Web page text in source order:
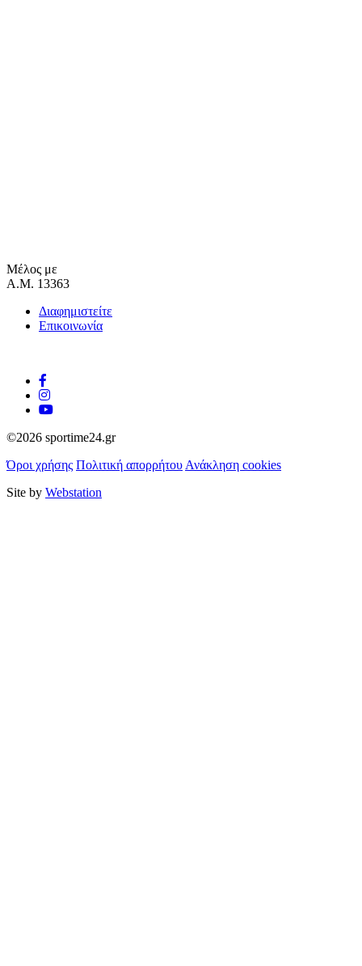
Μέλος με
Α.Μ. 13363
Διαφημιστείτε
Επικοινωνία
©2026 sportime24.gr
Όροι χρήσης Πολιτική απορρήτου Ανάκληση cookies
Site by Webstation